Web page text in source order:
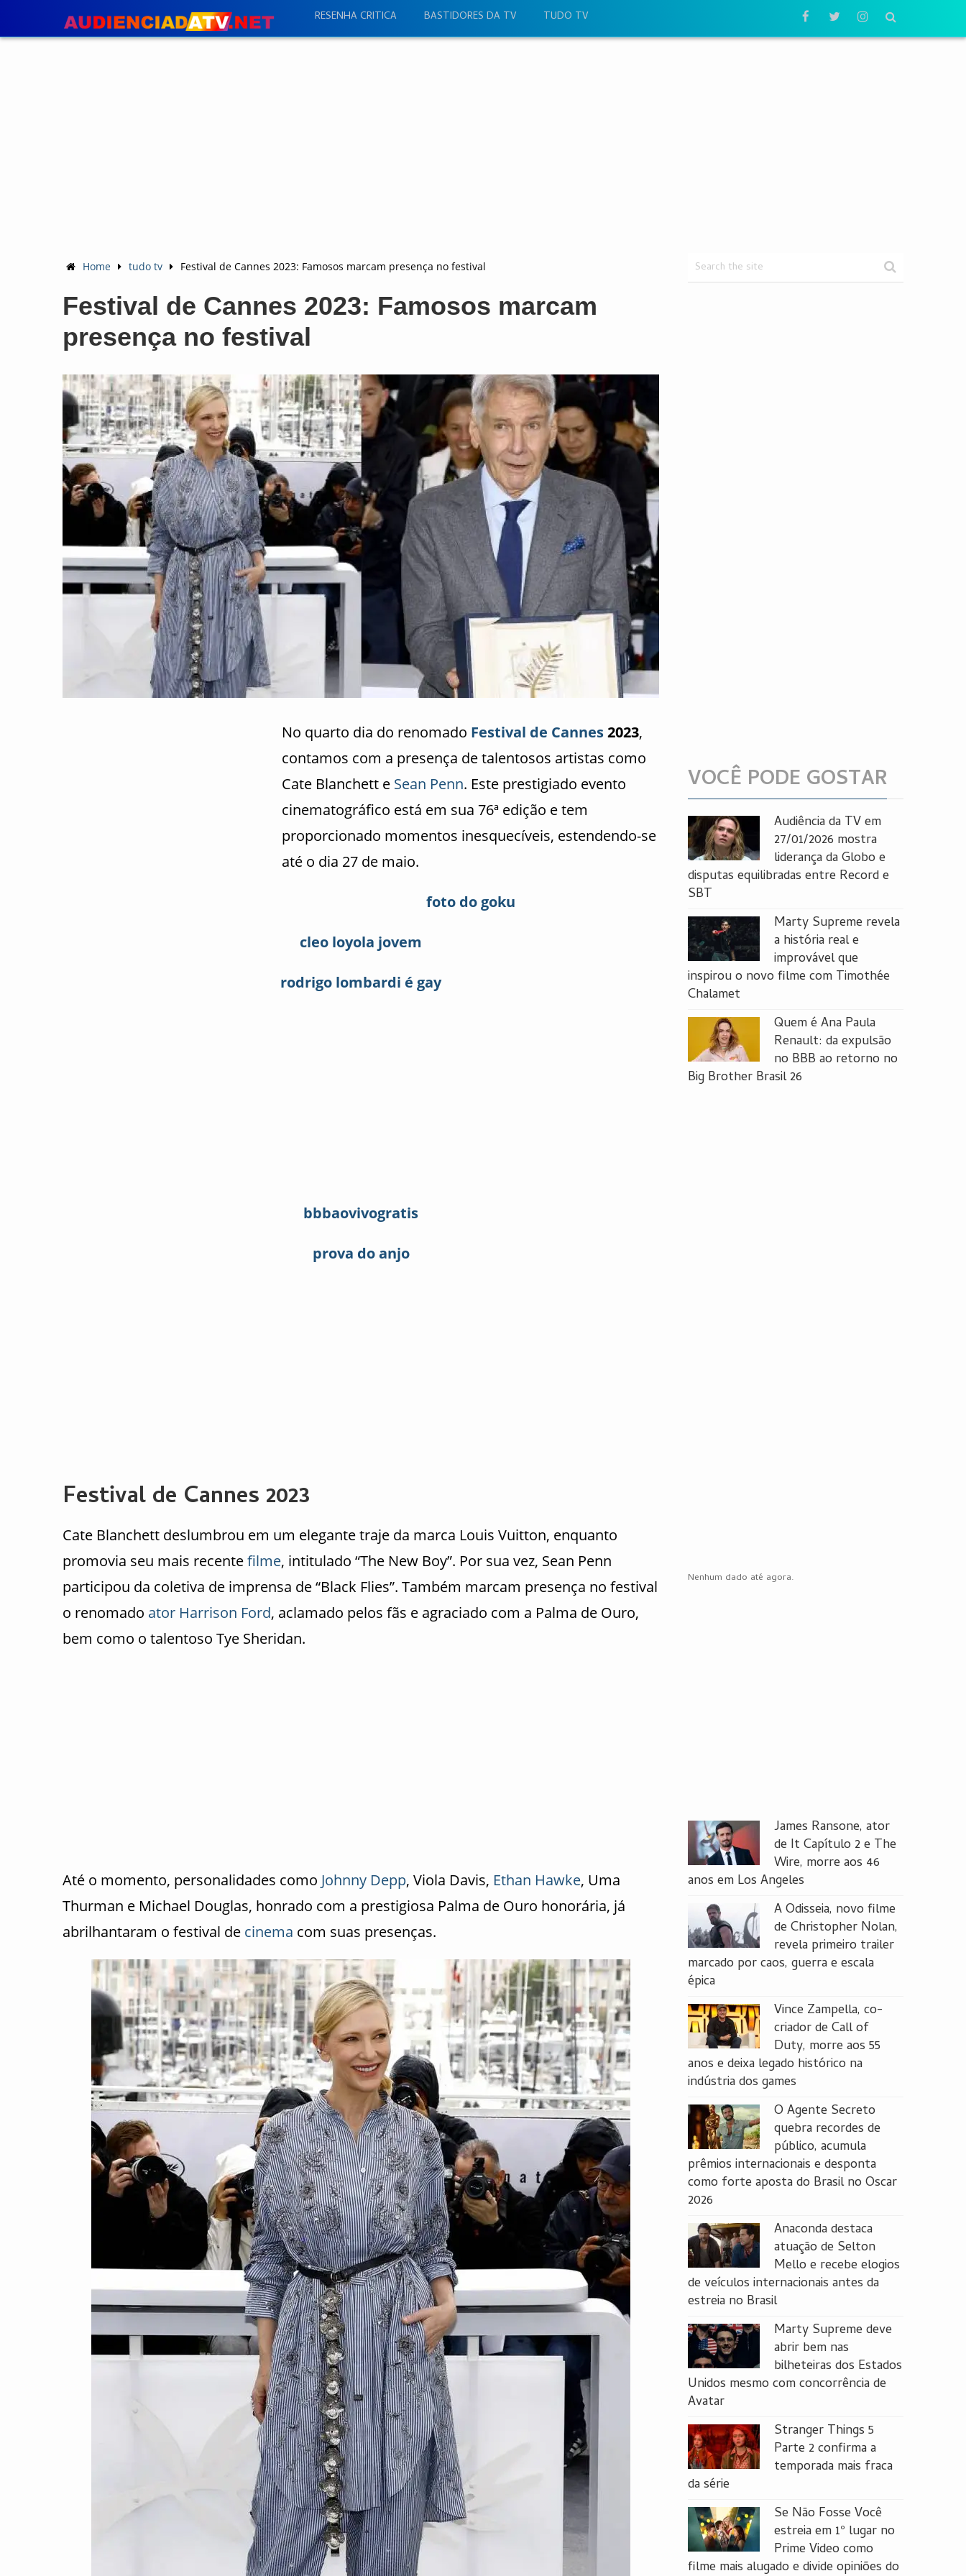
RESENHA CRITICA BASTIDORES DA TV TUDO TV
Home tudo tv Festival de Cannes 2023: Famosos marcam presença no festival
Festival de Cannes 2023: Famosos marcam
presença no festival
No quarto dia do renomado Festival de Cannes2023,
contamos com a presença de talentosos artistas como
Cate Blanchett e Sean Penn. Este prestigiado evento
cinematográfico está em sua 76ª edição e tem
proporcionado momentos inesquecíveis, estendendo-se
até o dia 27 de maio.
foto do goku
cleo loyola jovem
rodrigo lombardi é gay
bbbaovivogratis
prova do anjo
Festival de Cannes 2023
Cate Blanchett deslumbrou em um elegante traje da marca Louis Vuitton, enquanto
promovia seu mais recentefilme, intitulado “The New Boy”. Por sua vez, Sean Penn
participou da coletiva de imprensa de “Black Flies”. Também marcam presença no festival
o renomado ator Harrison Ford, aclamado pelos fãs e agraciado com a Palma de Ouro,
bem como o talentoso Tye Sheridan.
Até o momento, personalidades como Johnny Depp, Viola Davis, Ethan Hawke, Uma
Thurman e Michael Douglas, honrado com a prestigiosa Palma de Ouro honorária, já
abrilhantaram o festival de cinema com suas presenças.
VOCÊ PODE GOSTAR
Audiência da TV em
27/01/2026 mostra
liderança da Globo e
disputas equilibradas entre Record e
SBT
Marty Supreme revela
a história real e
improvável que
inspirou o novo filme com Timothée
Chalamet
Quem é Ana Paula
Renault: da expulsão
no BBB ao retorno no
Big Brother Brasil 26
Nenhum dado até agora.
James Ransone, ator
de It Capítulo 2 e The
Wire, morre aos 46
anos em Los Angeles
A Odisseia, novo filme
de Christopher Nolan,
revela primeiro trailer
marcado por caos, guerra e escala
épica
Vince Zampella, co-
criador de Call of
Duty, morre aos 55
anos e deixa legado histórico na
indústria dos games
O Agente Secreto
quebra recordes de
público, acumula
prêmios internacionais e desponta
como forte aposta do Brasil no Oscar
2026
Anaconda destaca
atuação de Selton
Mello e recebe elogios
de veículos internacionais antes da
estreia no Brasil
Marty Supreme deve
abrir bem nas
bilheteiras dos Estados
Unidos mesmo com concorrência de
Avatar
Stranger Things 5
Parte 2 confirma a
temporada mais fraca
da série
Se Não Fosse Você
estreia em 1º lugar no
Prime Video como
filme mais alugado e divide opiniões do